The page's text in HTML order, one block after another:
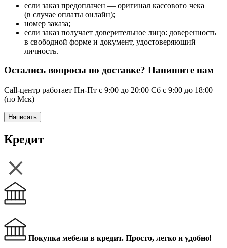
если заказ предоплачен — оригинал кассового чека
(в случае оплаты онлайн);
номер заказа;
если заказ получает доверительное лицо: доверенность
в свободной форме и документ, удостоверяющий
личность.
Остались вопросы по доставке? Напишите нам
Call-центр работает Пн-Пт с 9:00 до 20:00 Сб с 9:00 до 18:00
(по Мск)
Написать
Кредит
Покупка мебели в кредит. Просто, легко и удобно!